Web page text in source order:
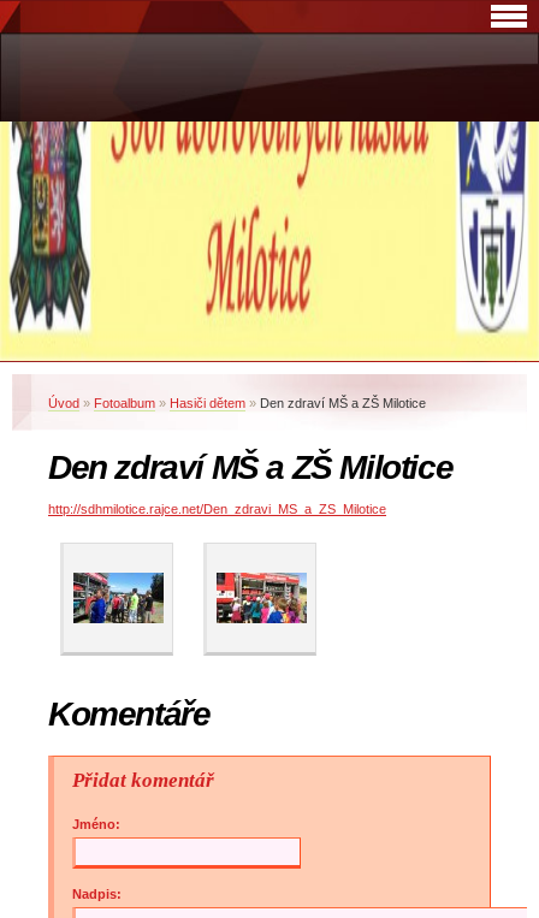
Úvod » Fotoalbum » Hasiči dětem » Den zdraví MŠ a ZŠ Milotice
Den zdraví MŠ a ZŠ Milotice
http://sdhmilotice.rajce.net/Den_zdravi_MS_a_ZS_Milotice
Komentáře
Přidat komentář
Jméno:
Nadpis: